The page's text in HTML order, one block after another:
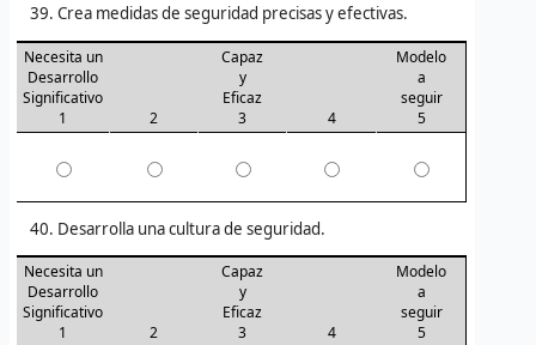
Crea medidas de seguridad precisas y efectivas.
Necesita un
Desarrollo
Significativo
1
2
Capaz
y
Eficaz
3
4
Modelo
a
seguir
5
Desarrolla una cultura de seguridad.
Necesita un
Desarrollo
Significativo
1
2
Capaz
y
Eficaz
3
4
Modelo
a
seguir
5